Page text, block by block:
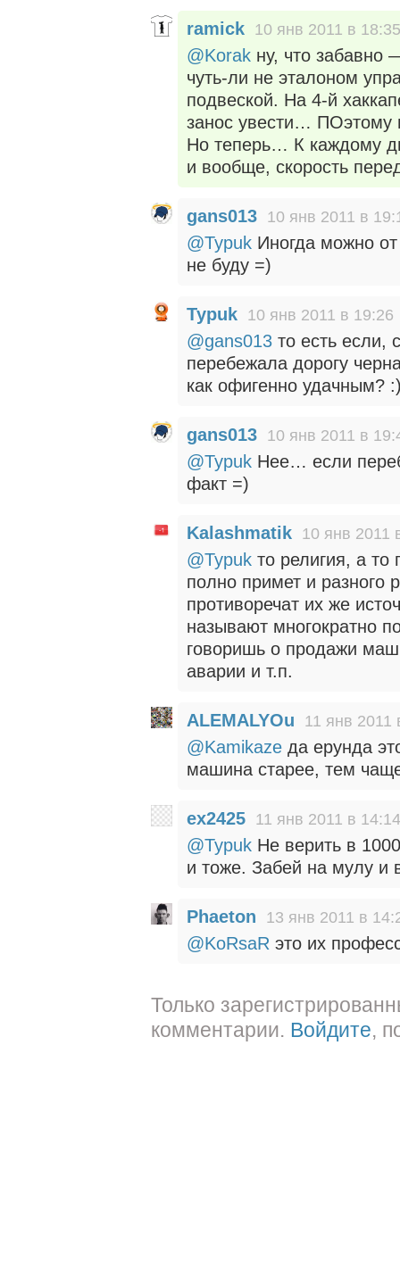
ramick 10 янв 2011 в 18:35
@Korak ну, что забавно
чуть-ли не эталоном
подвеской. На 4-й
занос увести…
Но теперь… К каждому
и вообще, скорость
gans013 10 янв 2011 в
@Typuk Иногда можно
не буду =)
Typuk 10 янв 2011 в 19:26
@gans013 то есть если,
перебежала дорогу
как офигенно удачным?
gans013 10 янв 2011 в
@Typuk Нее… если
факт =)
Kalashmatik 10 янв 2011
@Typuk то религия, а
полно примет и разного
противоречат их же
называют многократно
говоришь о продажи
аварии и т.п.
ALEMALYOu 11 янв 2011
@Kamikaze да ерунда
машина старее, тем
ex2425 11 янв 2011 в 14:14
@Typuk Не верить в
и тоже. Забей на мулу и
Phaeton 13 янв 2011 в
@KoRsaR это их
Только
комментарии. Войдите,